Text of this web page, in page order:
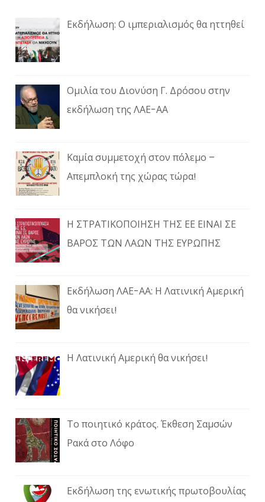
Εκδήλωση: Ο ιμπεριαλισμός θα ηττηθεί
Ομιλία του Διονύση Γ. Δρόσου στην
εκδήλωση της ΛΑΕ-ΑΑ
Καμία συμμετοχή στον πόλεμο –
Απεμπλοκή της χώρας τώρα!
Η ΣΤΡΑΤΙΚΟΠΟΙΗΣΗ ΤΗΣ ΕΕ ΕΙΝΑΙ ΣΕ
ΒΑΡΟΣ ΤΩΝ ΛΑΩΝ ΤΗΣ ΕΥΡΩΠΗΣ
Εκδήλωση ΛΑΕ-ΑΑ: Η Λατινική Αμερική
θα νικήσει!
Η Λατινική Αμερική θα νικήσει!
Το ποιητικό κράτος. Έκθεση Σαμσών
Ρακά στο Λόφο
Εκδήλωση της ενωτικής πρωτοβουλίας